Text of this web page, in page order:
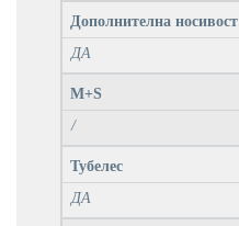
Дополнителна носивост
ДА
M+S
/
Тубелес
ДА